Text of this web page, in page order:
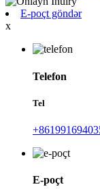
E-poçt göndər
x
Telefon
Tel
E-poçt